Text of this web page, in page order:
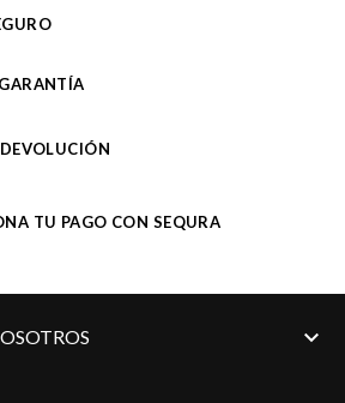
TU PAGO CON SEQURA
